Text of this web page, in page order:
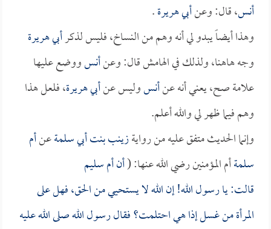
أنس، قال: وعنأبي هريرة.
وهذا أيضاً يبدو لي أنه وهم من النساخ، فليس لذكرأبي هريرة
وجه هاهنا، ولذلك في الهامش قال: وعنأنسووضع عليها
علامة صح، يعني أنه عنأنسوليس عنأبي هريرة، فلعل هذا
وهم فيما ظهر لي والله أعلم.
وإنما الحديث متفق عليه من روايةزينب بنت أبي سلمةعنأم
سلمةأم المؤمنين رضي الله عنها: (أنأم سليم
قالت: يا رسول الله! إن الله لا يستحيي من الحق، فهل على
المرأة من غسل إذا هي احتلمت؟ فقال رسول الله صلى الله عليه